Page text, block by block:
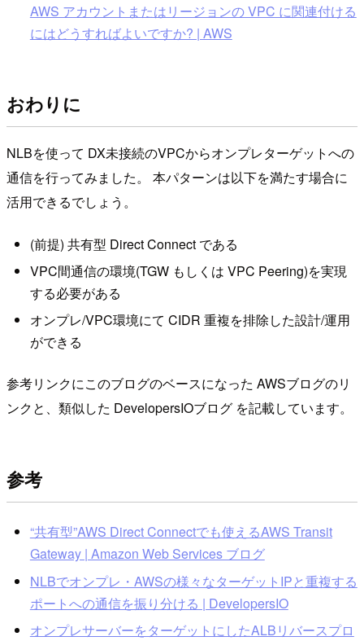
AWS アカウントまたはリージョンの VPC に関連付ける
にはどうすればよいですか? | AWS
おわりに
NLBを使って DX未接続のVPCからオンプレターゲットへの
通信を行ってみました。 本パターンは以下を満たす場合に
活用できるでしょう。
(前提) 共有型 Direct Connect である
VPC間通信の環境(TGW もしくは VPC Peering)を実現
する必要がある
オンプレ/VPC環境にて CIDR 重複を排除した設計/運用
ができる
参考リンクにこのブログのベースになった AWSブログのリ
ンクと、類似した DevelopersIOブログ を記載しています。
参考
“共有型”AWS Direct Connectでも使えるAWS Transit
Gateway | Amazon Web Services ブログ
NLBでオンプレ・AWSの様々なターゲットIPと重複する
ポートへの通信を振り分ける | DevelopersIO
オンプレサーバーをターゲットにしたALBリバースプロ